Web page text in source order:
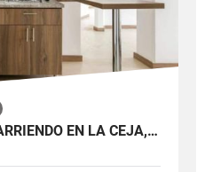
APARTAMENTO EN ARRIENDO EN LA CEJA, EN UNIDAD CERRADA.